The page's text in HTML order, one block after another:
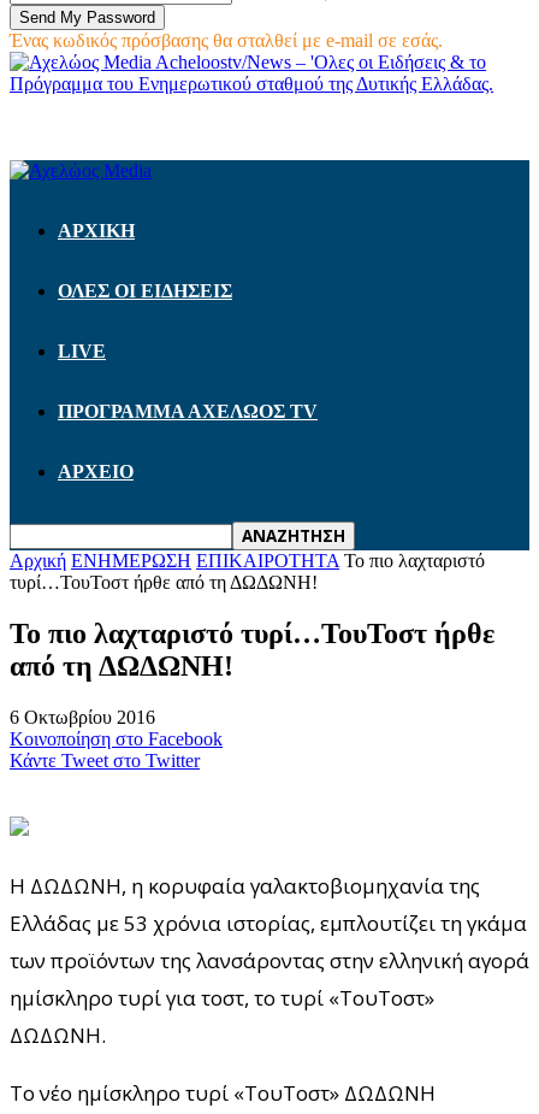
Ένας κωδικός πρόσβασης θα σταλθεί με e-mail σε εσάς.
Acheloostv/News – 'Ολες οι Ειδήσεις & το
Πρόγραμμα του Ενημερωτικού σταθμού της Δυτικής Ελλάδας.
ΑΡΧΙΚΗ
ΟΛΕΣ ΟΙ ΕΙΔΗΣΕΙΣ
LIVE
ΠΡΟΓΡΑΜΜΑ ΑΧΕΛΩΟΣ TV
ΑΡΧΕΙΟ
Αρχική ΕΝΗΜΕΡΩΣΗ ΕΠΙΚΑΙΡΟΤΗΤΑ Το πιο λαχταριστό
τυρί…ΤουΤοστ ήρθε από τη ΔΩΔΩΝΗ!
Το πιο λαχταριστό τυρί…ΤουΤοστ ήρθε
από τη ΔΩΔΩΝΗ!
6 Οκτωβρίου 2016
Κοινοποίηση στο Facebook
Κάντε Tweet στο Twitter
Η ΔΩΔΩΝΗ, η κορυφαία γαλακτοβιομηχανία της
Ελλάδας με 53 χρόνια ιστορίας, εμπλουτίζει τη γκάμα
των προϊόντων της λανσάροντας στην ελληνική αγορά
ημίσκληρο τυρί για τοστ, το τυρί «ΤουΤοστ»
ΔΩΔΩΝΗ.
Το νέο ημίσκληρο τυρί «ΤουΤοστ» ΔΩΔΩΝΗ